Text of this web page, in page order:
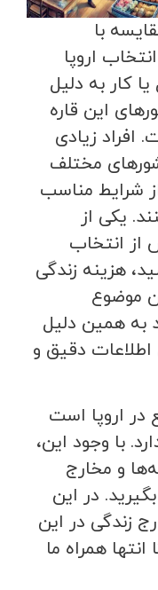
با
اروپا
کار به دلیل
این قاره
زیادی
مختلف
شرایط مناسب
یکی از
انتخاب
هزینه زندگی
موضوع
به همین دلیل
اطلاعات دقیق و
در اروپا است
با وجود این،
و مخارج
در این
زندگی در این
همراه ما